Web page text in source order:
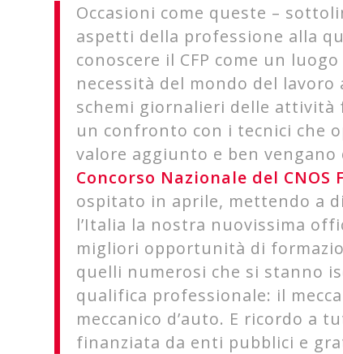
Occasioni come queste –
aspetti della professione alla
conoscere il CFP come un
necessità del mondo del
schemi giornalieri delle
un confronto con i tecnici che
valore aggiunto e ben vengano
Concorso Nazionale del
ospitato in aprile, mettendo a
l’Italia la nostra nuovissima
migliori opportunità di
quelli numerosi che si stanno
qualifica professionale: il
meccanico d’auto. E ricordo a
finanziata da enti pubblici e